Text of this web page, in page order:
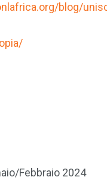
blog/
Febbraio 2024